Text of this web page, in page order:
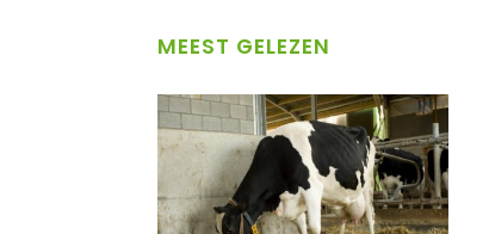
MEEST GELEZEN